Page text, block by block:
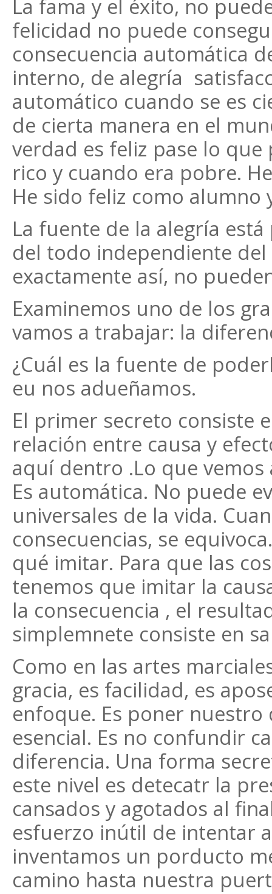
La fama y el éxito, no
felicidad no puede
consecuencia automática
interno, de alegría
automático cuando se es
de cierta manera en el
verdad es feliz pase lo que
rico y cuando era pobre.
He sido feliz como alumno
La fuente de la alegría
del todo independiente
exactamente así, no
Examinemos uno de los
vamos a trabajar: la
¿Cuál es la fuente de
eu nos adueñamos.
El primer secreto consiste
relación entre causa y
aquí dentro .Lo que
Es automática. No puede
universales de la vida.
consecuencias, se
qué imitar. Para que las
tenemos que imitar la
la consecuencia , el
simplemnete consiste en
Como en las artes
gracia, es facilidad, es
enfoque. Es poner
esencial. Es no confundir
diferencia. Una forma
este nivel es detecatr la
cansados y agotados al
esfuerzo inútil de intentar
inventamos un porducto
camino hasta nuestra